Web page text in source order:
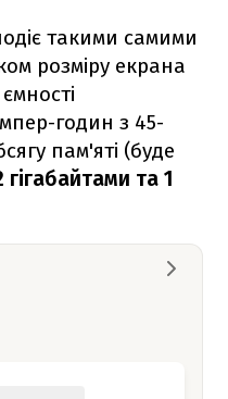
такими самими
розміру екрана
годин з 45-
пам'яті (буде
гігабайтами та 1